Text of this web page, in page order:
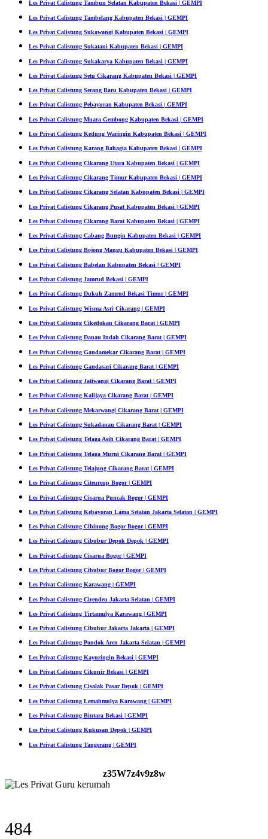
Les Privat Calistung Tambun Selatan Kabupaten Bekasi | GEMPI
Les Privat Calistung Tambelang Kabupaten Bekasi | GEMPI
Les Privat Calistung Sukawangi Kabupaten Bekasi | GEMPI
Les Privat Calistung Sukatani Kabupaten Bekasi | GEMPI
Les Privat Calistung Sukakarya Kabupaten Bekasi | GEMPI
Les Privat Calistung Setu Cikarang Kabupaten Bekasi | GEMPI
Les Privat Calistung Serang Baru Kabupaten Bekasi | GEMPI
Les Privat Calistung Pebayuran Kabupaten Bekasi | GEMPI
Les Privat Calistung Muara Gembong Kabupaten Bekasi | GEMPI
Les Privat Calistung Kedung Waringin Kabupaten Bekasi | GEMPI
Les Privat Calistung Karang Bahagia Kabupaten Bekasi | GEMPI
Les Privat Calistung Cikarang Utara Kabupaten Bekasi | GEMPI
Les Privat Calistung Cikarang Timur Kabupaten Bekasi | GEMPI
Les Privat Calistung Cikarang Selatan Kabupaten Bekasi | GEMPI
Les Privat Calistung Cikarang Pusat Kabupaten Bekasi | GEMPI
Les Privat Calistung Cikarang Barat Kabupaten Bekasi | GEMPI
Les Privat Calistung Cabang Bungin Kabupaten Bekasi | GEMPI
Les Privat Calistung Bojong Mangu Kabupaten Bekasi | GEMPI
Les Privat Calistung Babelan Kabupaten Bekasi | GEMPI
Les Privat Calistung Jamrud Bekasi | GEMPI
Les Privat Calistung Dukuh Zamrud Bekasi Timur | GEMPI
Les Privat Calistung Wisma Asri Cikarang | GEMPI
Les Privat Calistung Cikedokan Cikarang Barat | GEMPI
Les Privat Calistung Danau Indah Cikarang Barat | GEMPI
Les Privat Calistung Gandamekar Cikarang Barat | GEMPI
Les Privat Calistung Gandasari Cikarang Barat | GEMPI
Les Privat Calistung Jatiwangi Cikarang Barat | GEMPI
Les Privat Calistung Kalijaya Cikarang Barat | GEMPI
Les Privat Calistung Mekarwangi Cikarang Barat | GEMPI
Les Privat Calistung Sukadanau Cikarang Barat | GEMPI
Les Privat Calistung Telaga Asih Cikarang Barat | GEMPI
Les Privat Calistung Telaga Murni Cikarang Barat | GEMPI
Les Privat Calistung Telajung Cikarang Barat | GEMPI
Les Privat Calistung Citeureup Bogor | GEMPI
Les Privat Calistung Cisarua Puncak Bogor | GEMPI
Les Privat Calistung Kebayoran Lama Selatan Jakarta Selatan | GEMPI
Les Privat Calistung Cibinong Bogor Bogor | GEMPI
Les Privat Calistung Cibubur Depok Depok | GEMPI
Les Privat Calistung Cisarua Bogor | GEMPI
Les Privat Calistung Cibubur Bogor Bogor | GEMPI
Les Privat Calistung Karawang | GEMPI
Les Privat Calistung Cirendeu Jakarta Selatan | GEMPI
Les Privat Calistung Tirtamulya Karawang | GEMPI
Les Privat Calistung Cibubur Jakarta Jakarta | GEMPI
Les Privat Calistung Pondok Aren Jakarta Selatan | GEMPI
Les Privat Calistung Kayuringin Bekasi | GEMPI
Les Privat Calistung Cikunir Bekasi | GEMPI
Les Privat Calistung Cisalak Pasar Depok | GEMPI
Les Privat Calistung Lemahmulya Karawang | GEMPI
Les Privat Calistung Bintara Bekasi | GEMPI
Les Privat Calistung Kukusan Depok | GEMPI
Les Privat Calistung Tangerang | GEMPI
z35W7z4v9z8w
484